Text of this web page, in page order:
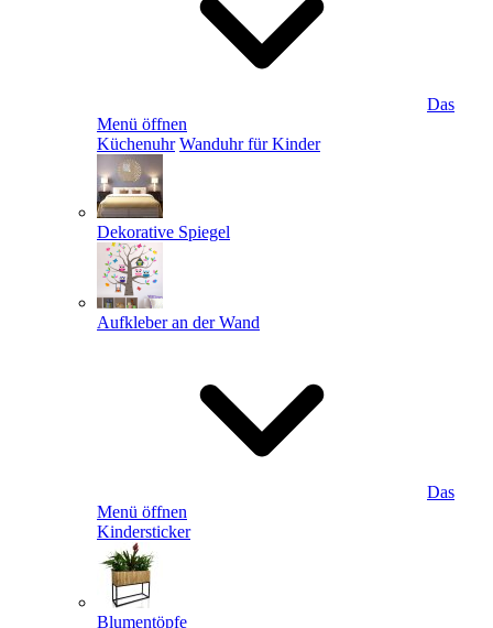
Das
Menü öffnen
Küchenuhr Wanduhr für Kinder
Dekorative Spiegel
Aufkleber an der Wand
Das
Menü öffnen
Kindersticker
Blumentöpfe